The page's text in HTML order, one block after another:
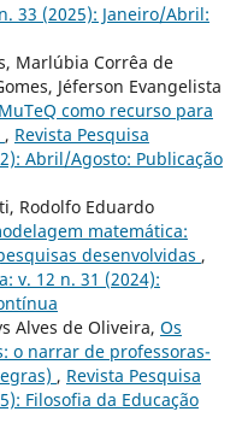
33 (2025): Janeiro/Abril:
Marlúbia Corrêa de
Jéferson Evangelista
como recurso para
, Revista Pesquisa
Abril/Agosto: Publicação
Rodolfo Eduardo
matemática:
desenvolvidas ,
v. 12 n. 31 (2024):
Alves de Oliveira, Os
o narrar de professoras-
, Revista Pesquisa
Filosofia da Educação